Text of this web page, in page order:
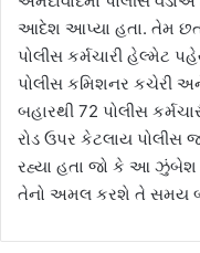
આદેશ આપ્યા હતા. તેમ
પોલીસ કર્મચારી હેલ્મેટ
પોલીસ કમિશનર કચેરી
બહારથી 72 પોલીસ
રોડ ઉપર કેટલાય પોલીસ
રહ્યા હતા જો કે આ ઝુંબેશ
તેનો અમલ કરશે તે સમય